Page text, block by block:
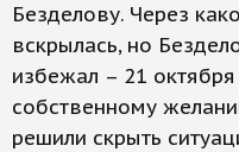
Безделову. Через
вскрылась, но
избежал – 21
собственному
решили скрыть